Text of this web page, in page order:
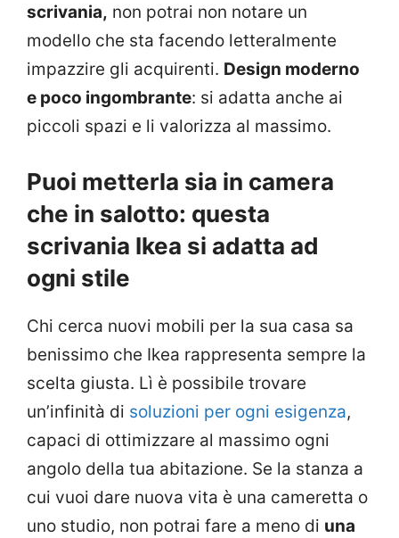
scrivania, non potrai non notare un
modello che sta facendo letteralmente
impazzire gli acquirenti. Design moderno
e poco ingombrante: si adatta anche ai
piccoli spazi e li valorizza al massimo.
Puoi metterla sia in camera
che in salotto: questa
scrivania Ikea si adatta ad
ogni stile
Chi cerca nuovi mobili per la sua casa sa
benissimo che Ikea rappresenta sempre la
scelta giusta. Lì è possibile trovare
un’infinità di soluzioni per ogni esigenza,
capaci di ottimizzare al massimo ogni
angolo della tua abitazione. Se la stanza a
cui vuoi dare nuova vita è una cameretta o
uno studio, non potrai fare a meno di una